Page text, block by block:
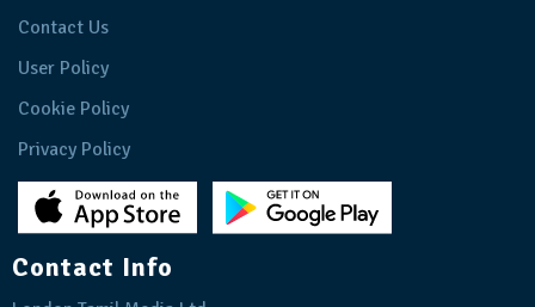
Contact Us
User Policy
Cookie Policy
Privacy Policy
Contact Info